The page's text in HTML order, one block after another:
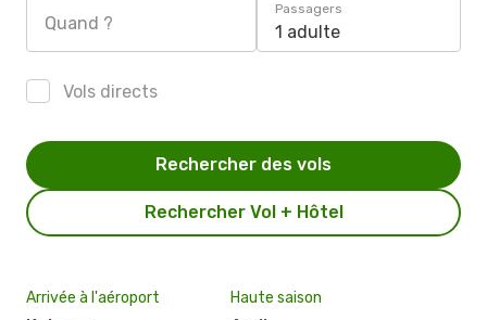
Quand ?
Passagers
1 adulte
Vols directs
Rechercher Vol + Hôtel
Rechercher des vols
Arrivée à l'aéroport Haute saison